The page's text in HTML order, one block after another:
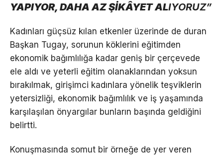
YAPIYOR, DAHA AZ ŞİKÂYET ALIYORUZ”
Kadınları güçsüz kılan etkenler üzerinde de duran
Başkan Tugay, sorunun köklerini eğitimden
ekonomik bağımlılığa kadar geniş bir çerçevede
ele aldı ve yeterli eğitim olanaklarından yoksun
bırakılmak, girişimci kadınlara yönelik teşviklerin
yetersizliği, ekonomik bağımlılık ve iş yaşamında
karşılaşılan önyargılar bunların başında geldiğini
belirtti.
Konuşmasında somut bir örneğe de yer veren